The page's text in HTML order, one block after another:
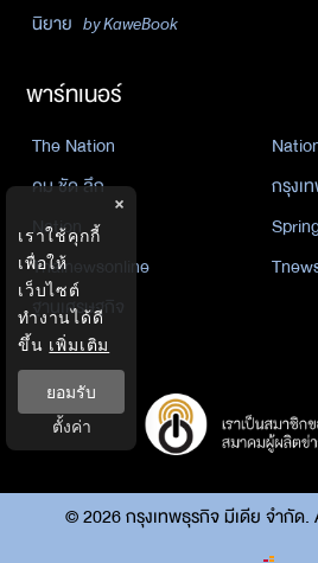
นิยาย by KaweBook
พาร์ทเนอร์
The Nation
คม ชัด ลึก
กรุงเ
Nation
Thainewsonline
ฐานเศรษฐกิจ
©2026กรุงเทพธุรกิจ มีเดีย จำกัด.
×
เราใช้คุกกี้
เพื่อให้
เว็บไซต์
ทำงานได้ดี
ขึ้น เพิ่มเติม
ยอมรับ
ตั้งค่า